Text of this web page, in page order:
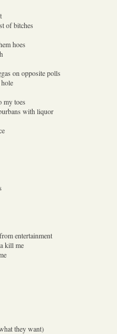
of bitches
hoes
on opposite polls
my toes
with liquor
entertainment
kill me
they want)